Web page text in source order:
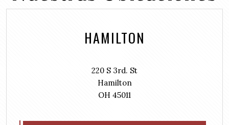
d
q
HAMILTON
220 S 3rd. St
Hamilton
OH 45011